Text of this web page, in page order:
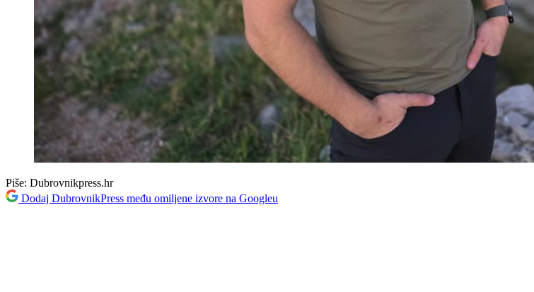
Piše: Dubrovnikpress.hr
Dodaj DubrovnikPress među omiljene izvore na Googleu